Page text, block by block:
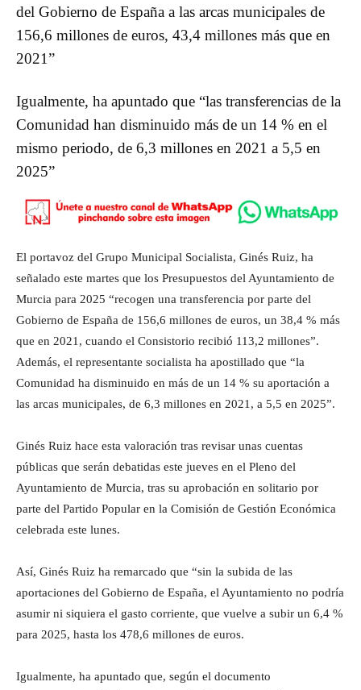
del Gobierno de España a las arcas municipales de
156,6 millones de euros, 43,4 millones más que en
2021”
Igualmente, ha apuntado que “las transferencias de la
Comunidad han disminuido más de un 14 % en el
mismo periodo, de 6,3 millones en 2021 a 5,5 en
2025”
El portavoz del Grupo Municipal Socialista, Ginés Ruiz, ha
señalado este martes que los Presupuestos del Ayuntamiento de
Murcia para 2025 “recogen una transferencia por parte del
Gobierno de España de 156,6 millones de euros, un 38,4 % más
que en 2021, cuando el Consistorio recibió 113,2 millones”.
Además, el representante socialista ha apostillado que “la
Comunidad ha disminuido en más de un 14 % su aportación a
las arcas municipales, de 6,3 millones en 2021, a 5,5 en 2025”.
Ginés Ruiz hace esta valoración tras revisar unas cuentas
públicas que serán debatidas este jueves en el Pleno del
Ayuntamiento de Murcia, tras su aprobación en solitario por
parte del Partido Popular en la Comisión de Gestión Económica
celebrada este lunes.
Así, Ginés Ruiz ha remarcado que “sin la subida de las
aportaciones del Gobierno de España, el Ayuntamiento no podría
asumir ni siquiera el gasto corriente, que vuelve a subir un 6,4 %
para 2025, hasta los 478,6 millones de euros.
Igualmente, ha apuntado que, según el documento